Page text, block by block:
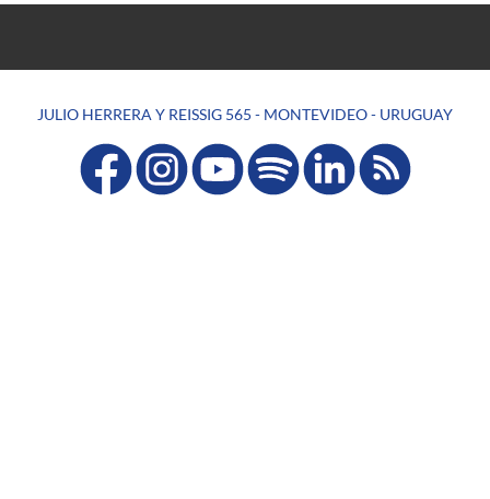
JULIO HERRERA Y REISSIG 565 - MONTEVIDEO - URUGUAY